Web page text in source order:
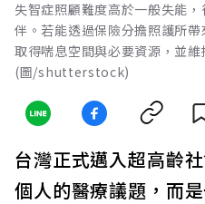
失智症照顧難度高於一般失能
伴。若能透過保險分擔照護所
取得喘息空間與必要資源，並維
(圖/shutterstock)
台灣正式邁入超高齡社
個人的醫療議題，而